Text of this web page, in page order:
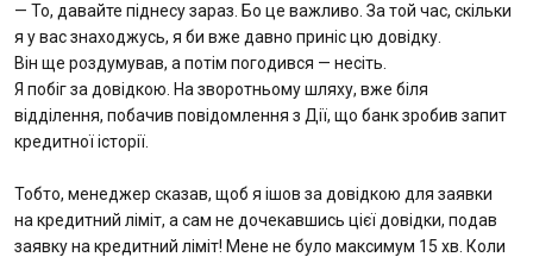
— То, давайте піднесу зараз. Бо це важливо. За той час, скільки
я у вас знаходжусь, я би вже давно приніс цю довідку.
Він ще роздумував, а потім погодився — несіть.
Я побіг за довідкою. На зворотньому шляху, вже біля
відділення, побачив повідомлення з Дії, що банк зробив запит
кредитної історії.
Тобто, менеджер сказав, щоб я ішов за довідкою для заявки
на кредитний ліміт, а сам не дочекавшись цієї довідки, подав
заявку на кредитний ліміт! Мене не було максимум 15 хв. Коли